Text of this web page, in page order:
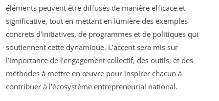
éléments peuvent être diffusés de manière efficace et
significative, tout en mettant en lumière des exemples
concrets d’initiatives, de programmes et de politiques qui
soutiennent cette dynamique. L’accent sera mis sur
l’importance de l’engagement collectif, des outils, et des
méthodes à mettre en œuvre pour inspirer chacun à
contribuer à l’écosystème entrepreneurial national.